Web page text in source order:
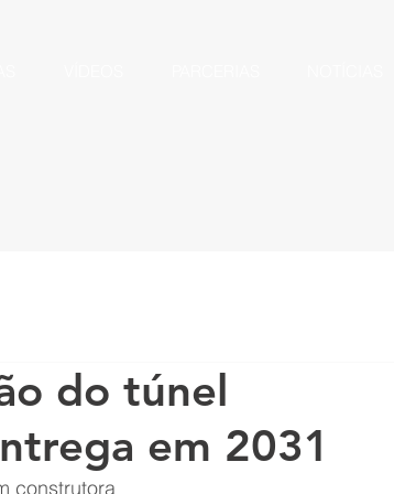
do túnel
em 2031
construtora